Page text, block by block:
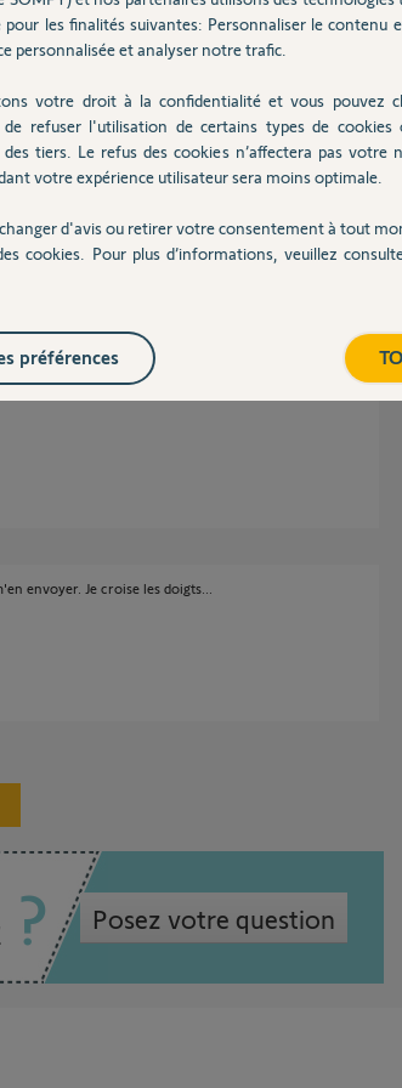
télécommandes on un indice A qui
(indice C).
envoyer. Je croise les doigts...
Posez votre question
les finalités suivantes: Personnaliser le contenu
personnalisée et analyser notre trafic.
votre droit à la confidentialité et vous pouvez
refuser l'utilisation de certains types de cookies
des tiers. Le refus des cookies n’affectera pas votre
votre expérience utilisateur sera moins optimale.
d'avis ou retirer votre consentement à tout
cookies. Pour plus d’informations, veuillez
préférences